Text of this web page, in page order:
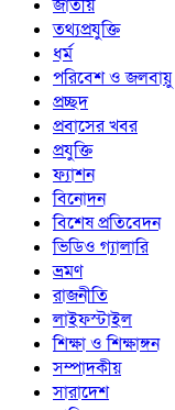
জাতীয়
তথ্যপ্রযুক্তি
ধর্ম
পরিবেশ ও জলবায়ু
প্রচ্ছদ
প্রবাসের খবর
প্রযুক্তি
ফ্যাশন
বিনোদন
বিশেষ প্রতিবেদন
ভিডিও গ্যালারি
ভ্রমণ
রাজনীতি
লাইফস্টাইল
শিক্ষা ও শিক্ষাঙ্গন
সম্পাদকীয়
সারাদেশ